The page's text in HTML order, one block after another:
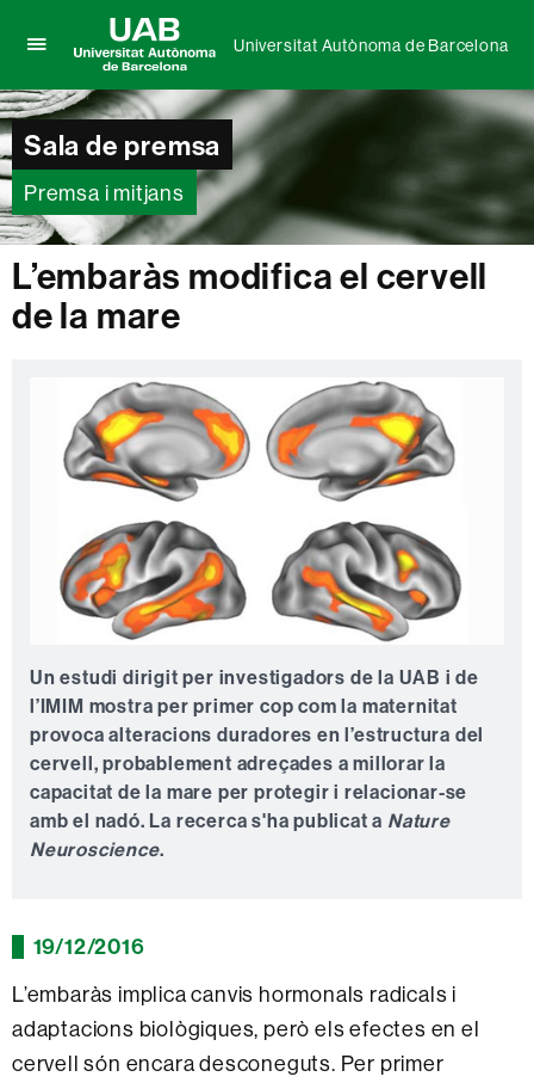
per
desplegar
el
menú
de
Universitat
Autònoma
de
Barcelona
Universitat
Autònoma
de
Universitat Autònoma de Barcelona
Sala de premsa
Premsa i mitjans
L’embaràs modifica el cervell
de la mare
Un estudi dirigit per investigadors de la UAB i de
l’IMIM mostra per primer cop com la maternitat
provoca alteracions duradores en l’estructura del
cervell, probablement adreçades a millorar la
capacitat de la mare per protegir i relacionar-se
amb el nadó. La recerca s'ha publicat a Nature
Neuroscience.
19/12/2016
L’embaràs implica canvis hormonals radicals i
adaptacions biològiques, però els efectes en el
cervell són encara desconeguts. Per primer